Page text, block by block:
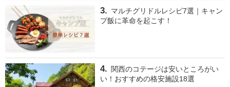
マルチグリドルレシピ7選｜キャン
プ飯に革命を起こす！
関西のコテージは安いところがい
い！おすすめの格安施設18選